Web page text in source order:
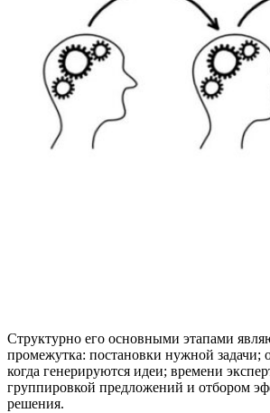
Структурно его основными этапами
промежутка: постановки нужной задачи;
когда генерируются идеи; времени
группировкой предложений и отбором
решения.